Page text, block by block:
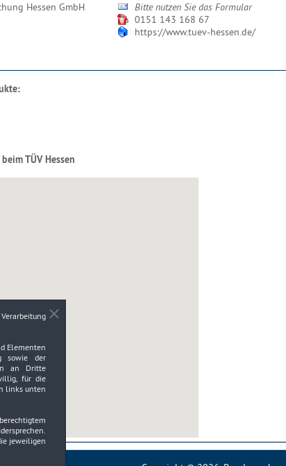
Hessen GmbH
Bitte nutzen Sie das Formular
0151 143 168 67
https://www.tuev-hessen.de/
TÜV Hessen
Elementen
sowie der
an Dritte
für die
links unten
jeweiligen